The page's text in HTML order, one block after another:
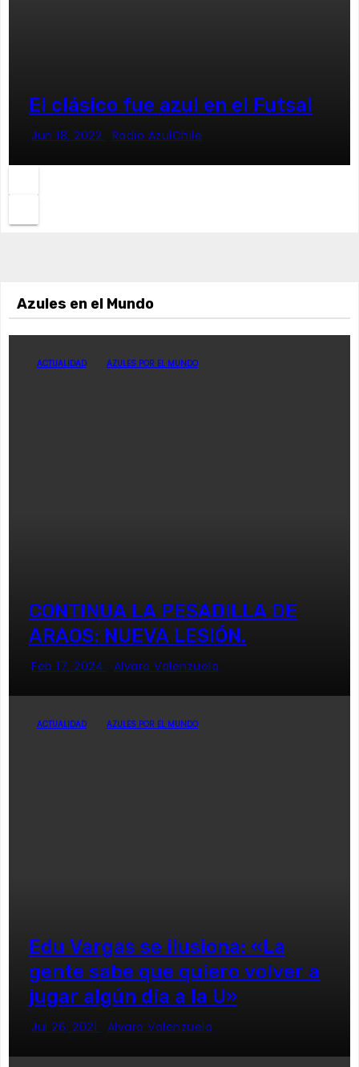
El clásico fue azul en el Futsal
Jun 18, 2022 Radio AzulChile
Azules en el Mundo
ACTUALIDAD AZULES POR EL MUNDO
CONTINUA LA PESADILLA DE
ARAOS: NUEVA LESIÓN.
Feb 17, 2024 Alvaro Valenzuela
ACTUALIDAD AZULES POR EL MUNDO
Edu Vargas se ilusiona: «La
gente sabe que quiero volver a
jugar algún día a la U»
Jul 26, 2021 Alvaro Valenzuela